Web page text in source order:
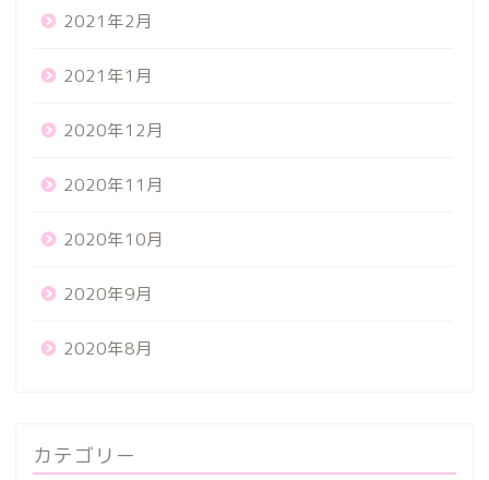
2021年2月
2021年1月
2020年12月
2020年11月
2020年10月
2020年9月
2020年8月
カテゴリー